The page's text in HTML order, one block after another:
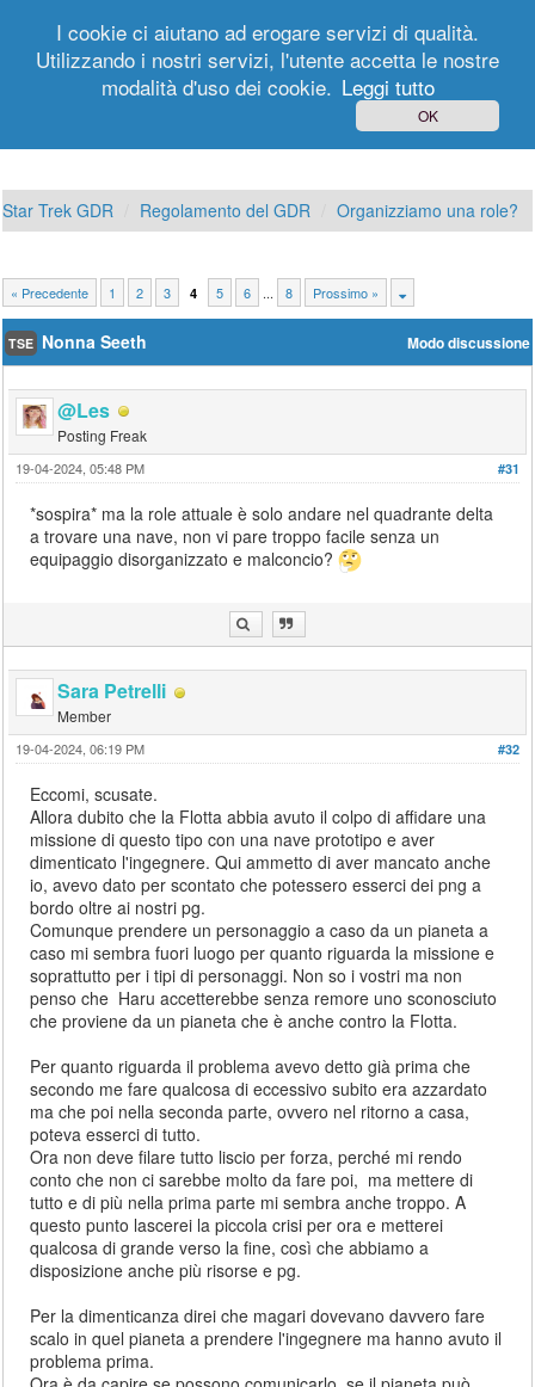
Registrati
Star Trek GDR Regolamento del GDR Organizziamo una role?
« Precedente 1 2 3 4 5 6 ... 8 Prossimo »
Modo discussione
TSE Nonna Seeth
@Les
Posting Freak
#31
19-04-2024, 05:48 PM
*sospira* ma la role attuale è solo andare nel quadrante delta
a trovare una nave, non vi pare troppo facile senza un
equipaggio disorganizzato e malconcio?
Sara Petrelli
Member
#32
19-04-2024, 06:19 PM
Eccomi, scusate.
Allora dubito che la Flotta abbia avuto il colpo di affidare una
missione di questo tipo con una nave prototipo e aver
dimenticato l'ingegnere. Qui ammetto di aver mancato anche
io, avevo dato per scontato che potessero esserci dei png a
bordo oltre ai nostri pg.
Comunque prendere un personaggio a caso da un pianeta a
caso mi sembra fuori luogo per quanto riguarda la missione e
soprattutto per i tipi di personaggi. Non so i vostri ma non
penso che Haru accetterebbe senza remore uno sconosciuto
che proviene da un pianeta che è anche contro la Flotta.
Per quanto riguarda il problema avevo detto già prima che
secondo me fare qualcosa di eccessivo subito era azzardato
ma che poi nella seconda parte, ovvero nel ritorno a casa,
poteva esserci di tutto.
Ora non deve filare tutto liscio per forza, perché mi rendo
conto che non ci sarebbe molto da fare poi, ma mettere di
tutto e di più nella prima parte mi sembra anche troppo. A
questo punto lascerei la piccola crisi per ora e metterei
qualcosa di grande verso la fine, così che abbiamo a
disposizione anche più risorse e pg.
Per la dimenticanza direi che magari dovevano davvero fare
scalo in quel pianeta a prendere l'ingegnere ma hanno avuto il
problema prima.
I cookie ci aiutano ad erogare servizi di qualità.
Utilizzando i nostri servizi, l'utente accetta le nostre
modalità d'uso dei cookie. Leggi tutto
OK